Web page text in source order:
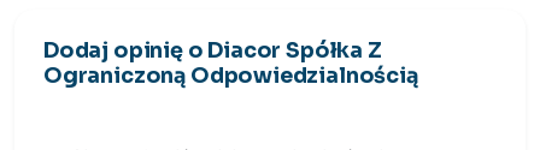
Dodaj opinię o Diacor Spółka Z
Ograniczoną Odpowiedzialnością